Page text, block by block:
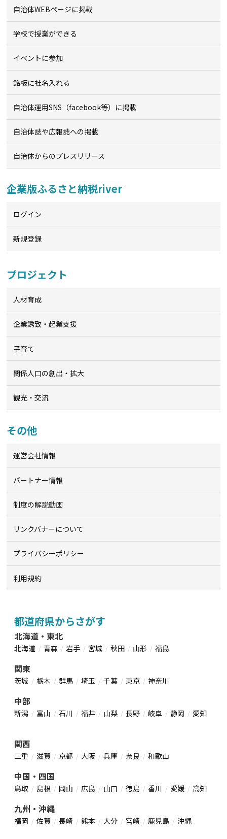
自治体WEBページに掲載
学校で授業ができる
イベントに参加
銘板に社名入れる
自治体運用SNS（facebook等）に掲載
自治体誌や広報誌への掲載
自治体からのプレスリリース
企業版ふるさと納税river
ログイン
新規登録
プロジェクト
人材育成
企業誘致・起業支援
子育て
関係人口の創出・拡大
観光・交流
その他
運営会社情報
パートナー情報
制度の解説動画
リンクバナーについて
プライバシーポリシー
利用規約
都道府県からさがす
北海道・東北
北海道 青森 岩手 宮城 秋田 山形 福島
関東
茨城 栃木 群馬 埼玉 千葉 東京 神奈川
中部
新潟 富山 石川 福井 山梨 長野 岐阜 静岡 愛知
関西
三重 滋賀 京都 大阪 兵庫 奈良 和歌山
中国・四国
鳥取 島根 岡山 広島 山口 徳島 香川 愛媛 高知
九州・沖縄
福岡 佐賀 長崎 熊本 大分 宮崎 鹿児島 沖縄